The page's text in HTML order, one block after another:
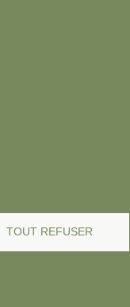
TOUT REFUSER